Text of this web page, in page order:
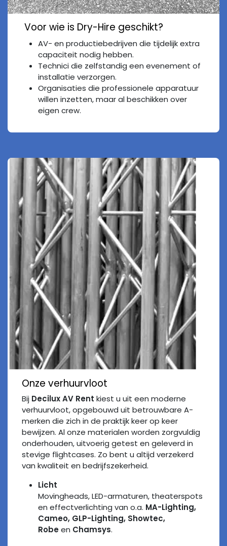
Voor wie is Dry-Hire geschikt?
AV- en productiebedrijven die tijdelijk extra
capaciteit nodig hebben.
Technici die zelfstandig een evenement of
installatie verzorgen.
Organisaties die professionele apparatuur
willen inzetten, maar al beschikken over
eigen crew.
Onze verhuurvloot
Bij Decilux AV Rent kiest u uit een moderne
verhuurvloot, opgebouwd uit betrouwbare A-
merken die zich in de praktijk keer op keer
bewijzen. Al onze materialen worden zorgvuldig
onderhouden, uitvoerig getest en geleverd in
stevige flightcases. Zo bent u altijd verzekerd
van kwaliteit en bedrijfszekerheid.
Licht
Movingheads, LED-armaturen, theaterspots
en effectverlichting van o.a. MA-Lighting,
Cameo, GLP-Lighting, Showtec,
Robeen Chamsys.